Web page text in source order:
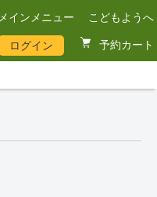
メインメニュー こどもようへ
ログイン 予約カート